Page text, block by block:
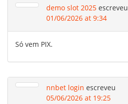
demo slot 2025 escreveu
01/06/2026 at 9:34
Só vem PIX.
nnbet login escreveu
05/06/2026 at 19:25